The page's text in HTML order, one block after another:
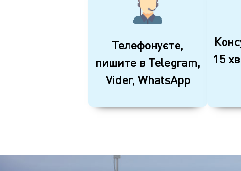
Телефонуєте,
пишите в Telegram,
Vider, WhatsApp
15